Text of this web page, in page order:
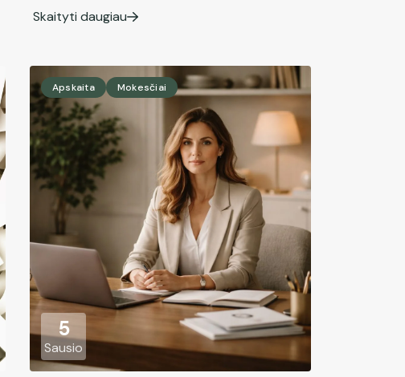
Skaityti daugiau
Apskaita Mokesčiai
5
Sausio